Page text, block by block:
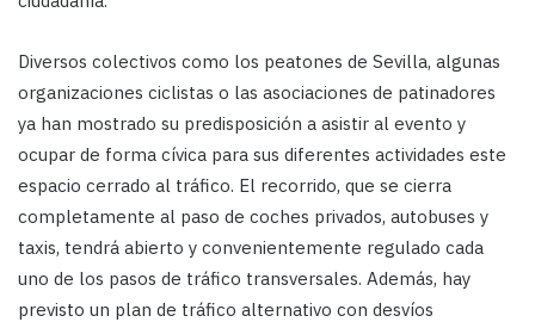
Diversos colectivos como los peatones de Sevilla, algunas
organizaciones ciclistas o las asociaciones de patinadores
ya han mostrado su predisposición a asistir al evento y
ocupar de forma cívica para sus diferentes actividades este
espacio cerrado al tráfico. El recorrido, que se cierra
completamente al paso de coches privados, autobuses y
taxis, tendrá abierto y convenientemente regulado cada
uno de los pasos de tráfico transversales. Además, hay
previsto un plan de tráfico alternativo con desvíos